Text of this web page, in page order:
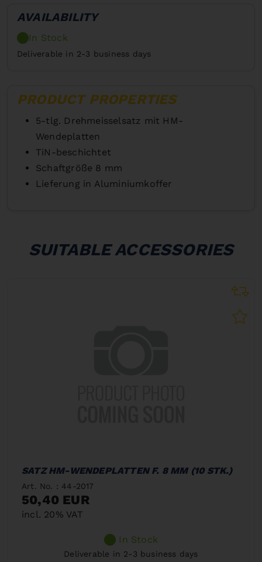
AVAILABILITY
In Stock
Deliverable in 2-3 business days
PRODUCT PROPERTIES
5-tlg. Drehmeisselsatz mit HM-
Wendeplatten
TiN-beschichtet
Schaftgröße 8 mm
Lieferung in Aluminiumkoffer
SUITABLE ACCESSORIES
SATZ HM-WENDEPLATTEN F. 8 MM (10 STK.)
Art. No. : 44-2017
50,40 EUR
incl. 20% VAT
In Stock
Deliverable in 2-3 business days